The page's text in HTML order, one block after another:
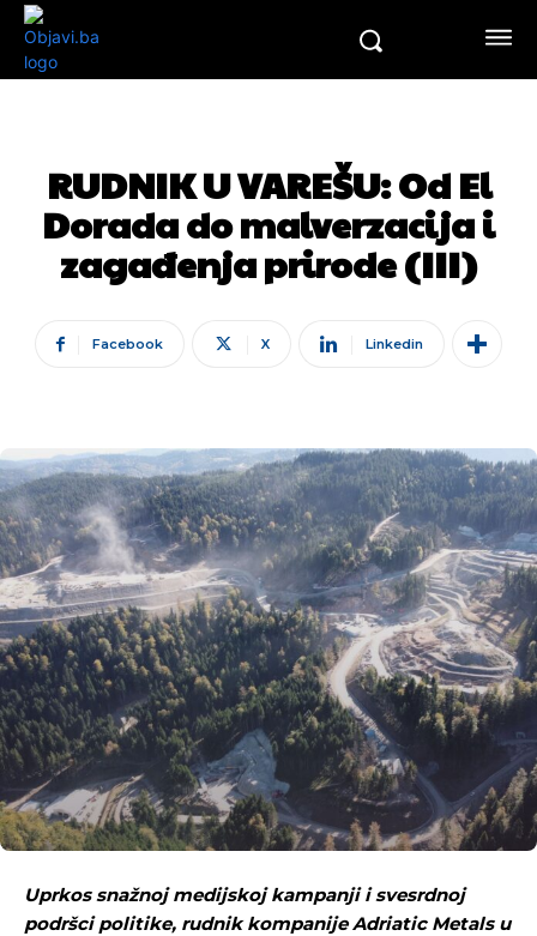
RUDNIK U VAREŠU: Od El
Dorada do malverzacija i
zagađenja prirode (III)
Facebook X Linkedin
Uprkos snažnoj medijskoj kampanji i svesrdnoj
podršci politike, rudnik kompanije Adriatic Metals u